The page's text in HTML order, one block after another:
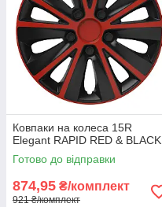
Ковпаки на колеса 15R
Elegant RAPID RED & BLACK
Готово до відправки
874,95 ₴/комплект
921 ₴/комплект